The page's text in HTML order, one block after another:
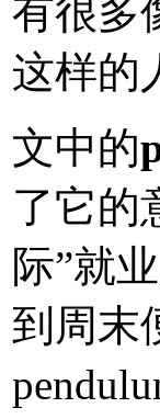
有很多
这样的
文中的
了它的
际”就
到周末